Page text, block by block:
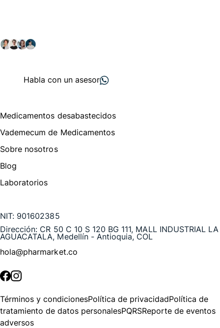
Habla con un asesor
Medicamentos desabastecidos
Vademecum de Medicamentos
Sobre nosotros
Blog
Laboratorios
NIT: 901602385
Dirección: CR 50 C 10 S 120 BG 111, MALL INDUSTRIAL LA
AGUACATALA, Medellín - Antioquia, COL
hola@pharmarket.co
Términos y condicionesPolítica de privacidadPolítica de
tratamiento de datos personalesPQRSReporte de eventos
adversos